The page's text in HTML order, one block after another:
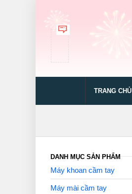
TRANG CHỦ
DANH MỤC SẢN PHẨM
Máy khoan cầm tay
Máy mài cầm tay